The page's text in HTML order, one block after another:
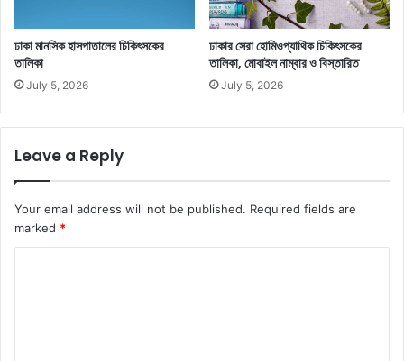
ঢাকা মানসিক হাসপাতালের চিকিৎসকের
তালিকা
July 5, 2026
ঢাকার সেরা হোমিওপ্যাথিক চিকিৎসকের
তালিকা, মোবাইল নাম্বার ও বিস্তারিত
July 5, 2026
Leave a Reply
Your email address will not be published. Required fields are
marked *